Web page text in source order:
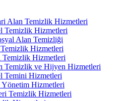
Alan Temizlik Hizmetleri
Temizlik Hizmetleri
Alan Temizliği
Hizmetleri
Temizlik Hizmetleri
Temizlik ve Hijyen Hizmetleri
Temini Hizmetleri
Yönetim Hizmetleri
Temizlik Hizmetleri